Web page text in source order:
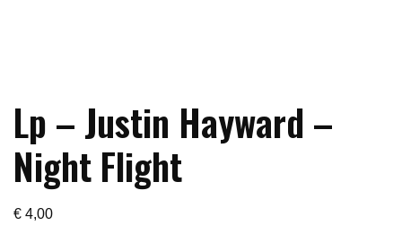
Lp – Justin Hayward –
Night Flight
€ 4,00